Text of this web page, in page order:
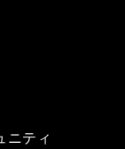
ニティ